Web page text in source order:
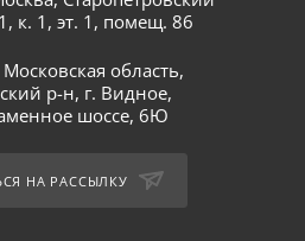
к. 1, эт. 1, помещ. 86
область,
р-н, г. Видное,
шоссе, 6Ю
НА РАССЫЛКУ